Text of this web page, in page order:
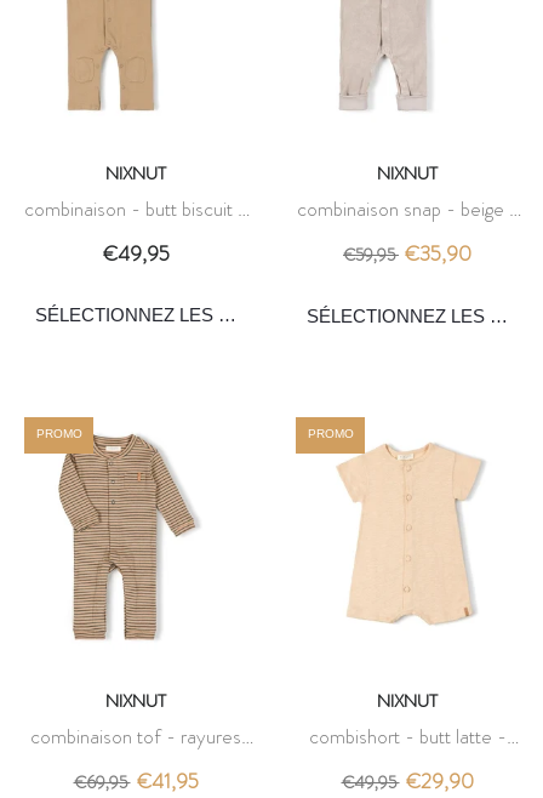
NIXNUT
combinaison - butt biscuit -
nixnut
€49,95
NIXNUT
combinaison snap - beige -
nixnut
€59,95 €35,90
PROMO
NIXNUT
combinaison tof - rayures
mousse - nixnut
€69,95 €41,95
PROMO
NIXNUT
combishort - butt latte -
nixnut
€49,95 €29,90